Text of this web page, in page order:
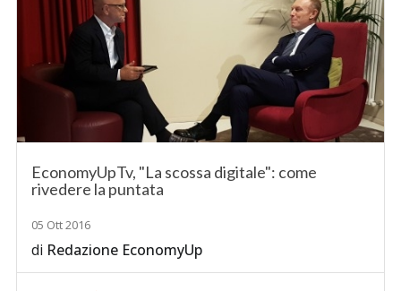
EconomyUpTv, "La scossa digitale": come
rivedere la puntata
05 Ott 2016
di Redazione EconomyUp